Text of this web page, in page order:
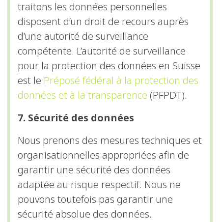
traitons les données personnelles
disposent d’un droit de recours auprès
d’une autorité de surveillance
compétente. L’autorité de surveillance
pour la protection des données en Suisse
est le Préposé fédéral à la protection des
données et à la transparence (PFPDT).
7. Sécurité des données
Nous prenons des mesures techniques et
organisationnelles appropriées afin de
garantir une sécurité des données
adaptée au risque respectif. Nous ne
pouvons toutefois pas garantir une
sécurité absolue des données.